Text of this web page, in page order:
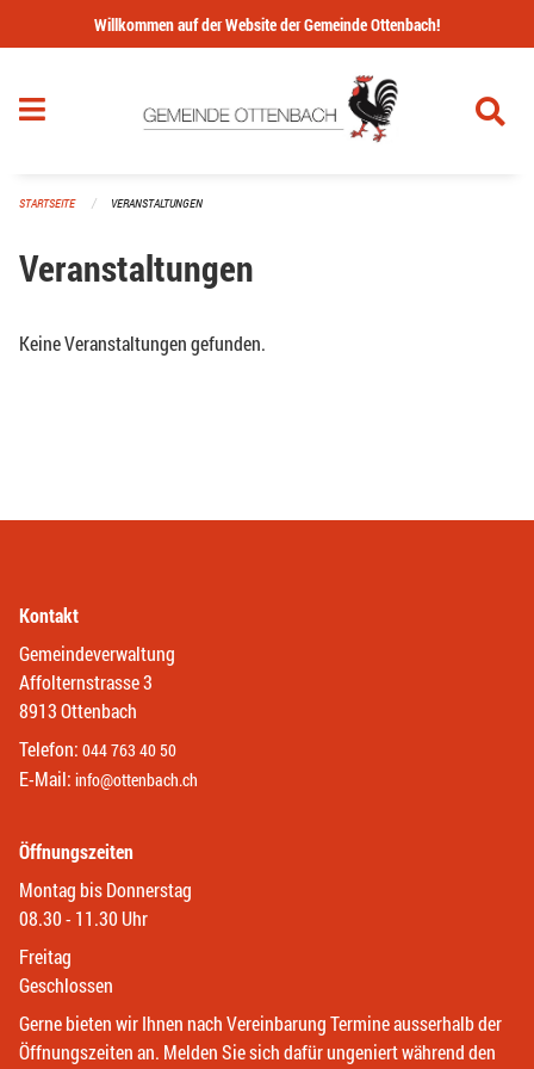
Navigation überspringen
Willkommen auf der Website der Gemeinde Ottenbach!
STARTSEITE VERANSTALTUNGEN
Veranstaltungen
Keine Veranstaltungen gefunden.
Kontakt
Gemeindeverwaltung
Affolternstrasse 3
8913 Ottenbach
Telefon: 044 763 40 50
E-Mail: info@ottenbach.ch
Öffnungszeiten
Montag bis Donnerstag
08.30 - 11.30 Uhr
Freitag
Geschlossen
Gerne bieten wir Ihnen nach Vereinbarung Termine ausserhalb der
Öffnungszeiten an. Melden Sie sich dafür ungeniert während den